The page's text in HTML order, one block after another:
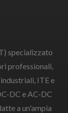
specializzato
professionali,
ITE e
DC e AC-DC
a un'ampia